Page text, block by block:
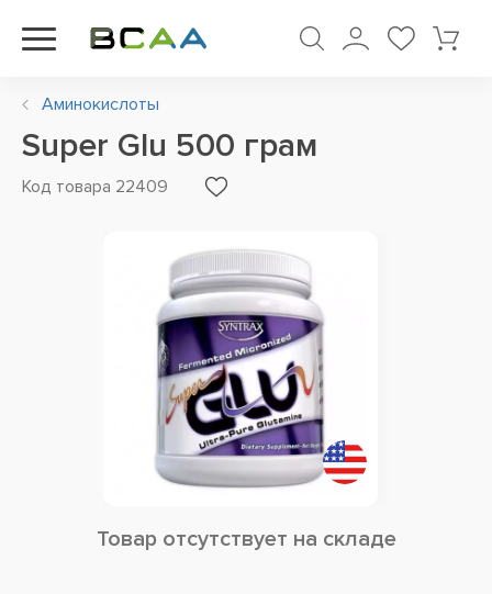
Аминокислоты
Super Glu 500 грам
Код товара 22409
Товар отсутствует на складе